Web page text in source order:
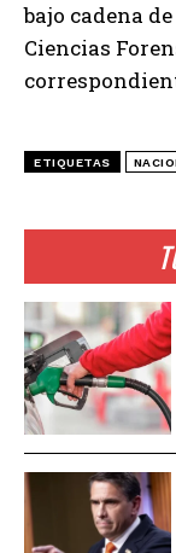
bajo cadena
Ciencias
ETIQUETAS